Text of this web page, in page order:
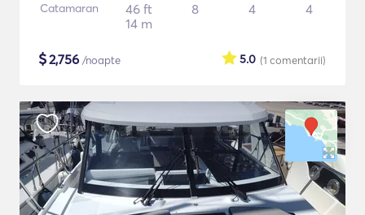
Catamaran
46 ft
14 m
8 4 4
$2,756 /noapte (1 comentarii)
5.0